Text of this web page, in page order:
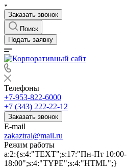
Заказать звонок
Поиск
Подать заявку
Телефоны
+7-953-822-6000
+7 (343) 222-22-12
Заказать звонок
E-mail
zakaztral@mail.ru
Режим работы
a:2:{s:4:"TEXT";s:17:"Пн-Пт 10:00-
18:00";s:4:"TYPE";s:4:"HTML";}